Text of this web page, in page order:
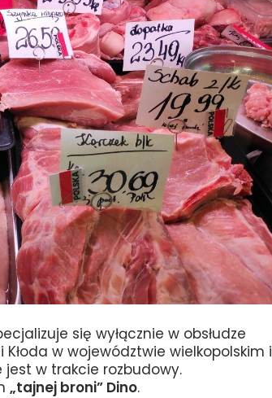
się wyłącznie w obsłudze
w województwie wielkopolskim i
jest w trakcie rozbudowy.
„tajnej broni” Dino.